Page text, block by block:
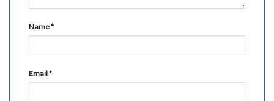
Name*
Email*